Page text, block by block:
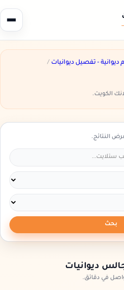
- تفصيل ديوانيات /
الكويت.
النتائج.
بحث
ديوانيات
في دقائق.